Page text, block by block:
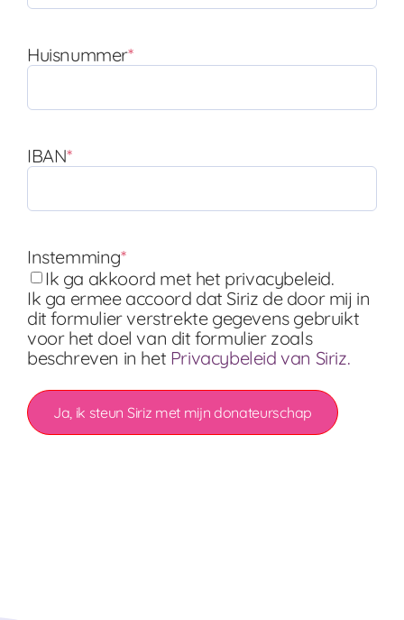
Huisnummer*
IBAN*
Instemming*
Ik ga akkoord met het privacybeleid.
Ik ga ermee accoord dat Siriz de door mij in
dit formulier verstrekte gegevens gebruikt
voor het doel van dit formulier zoals
beschreven in het Privacybeleid van Siriz.